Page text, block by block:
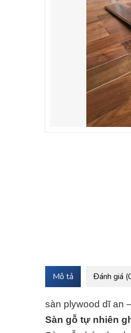
Mô tả Đánh giá
sàn plywood dĩ an
Sàn gỗ tự nhiên